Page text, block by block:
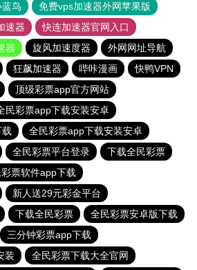
蓝鸟
免费vps加速器外网苹果版
速器
快连加速器官网入口
器 旋风加速度器
外网网址导航
狂飙加速器 哔咔漫画
快鸭VPN
顶级彩票app官方网站
民彩票app下载安装安卓
载
全民彩票app下载安装安卓
全民彩票平台登录
下载全民彩票
票软件app下载
新人送29元彩金平台
下载全民彩票
全民彩票安卓版下载
三分钟彩票app下载
装
全民彩票下载大全官网